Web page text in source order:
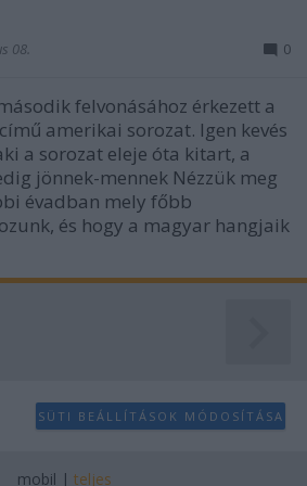
08. 0
felvonásához érkezett a
amerikai sorozat. Igen kevés
a sorozat eleje óta kitart, a
jönnek-mennek Nézzük meg
évadban mely főbb
és hogy a magyar hangjaik
SÜTI BEÁLLÍTÁSOK MÓDOSÍTÁSA
mobil | teljes